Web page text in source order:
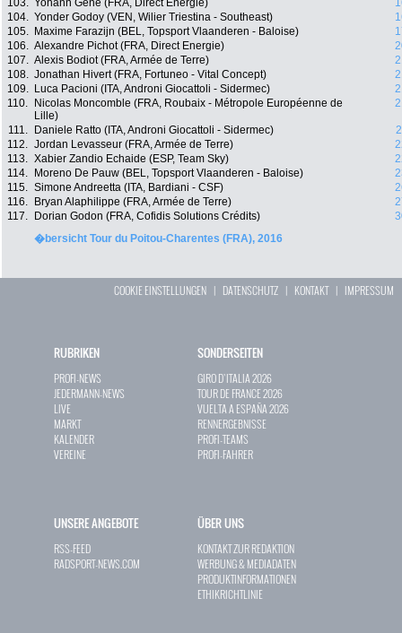
103. Yohann Gène (FRA, Direct Energie)
104. Yonder Godoy (VEN, Wilier Triestina - Southeast)
105.
Maxime Farazijn (BEL, Topsport Vlaanderen - Baloise)
106. Alexandre Pichot (FRA, Direct Energie)
107. Alexis Bodiot (FRA, Armée de Terre)
108. Jonathan Hivert (FRA, Fortuneo - Vital Concept)
109.
Luca Pacioni (ITA, Androni Giocattoli - Sidermec)
110.
Nicolas Moncomble (FRA, Roubaix - Métropole Européenne de
Lille)
111. Daniele Ratto (ITA, Androni Giocattoli - Sidermec)
112. Jordan Levasseur (FRA, Armée de Terre)
113. Xabier Zandio Echaide (ESP, Team Sky)
114.
Moreno De Pauw (BEL, Topsport Vlaanderen - Baloise)
115. Simone Andreetta (ITA, Bardiani - CSF)
116.
Bryan Alaphilippe (FRA, Armée de Terre)
117.
Dorian Godon (FRA, Cofidis Solutions Crédits)
�bersicht Tour du Poitou-Charentes (FRA), 2016
COOKIE EINSTELLUNGEN | DATENSCHUTZ | KONTAKT| IMPRESSUM
RUBRIKEN
PROFI-NEWS
JEDERMANN-NEWS
LIVE
MARKT
KALENDER
VEREINE
SONDERSEITEN
GIRO D`ITALIA 2026
TOUR DE FRANCE 2026
VUELTA A ESPAÑA 2026
RENNERGEBNISSE
PROFI-TEAMS
PROFI-FAHRER
UNSERE ANGEBOTE
RSS-FEED
RADSPORT-NEWS.COM
ÜBER UNS
KONTAKT ZUR REDAKTION
WERBUNG & MEDIADATEN
PRODUKTINFORMATIONEN
ETHIKRICHTLINIE